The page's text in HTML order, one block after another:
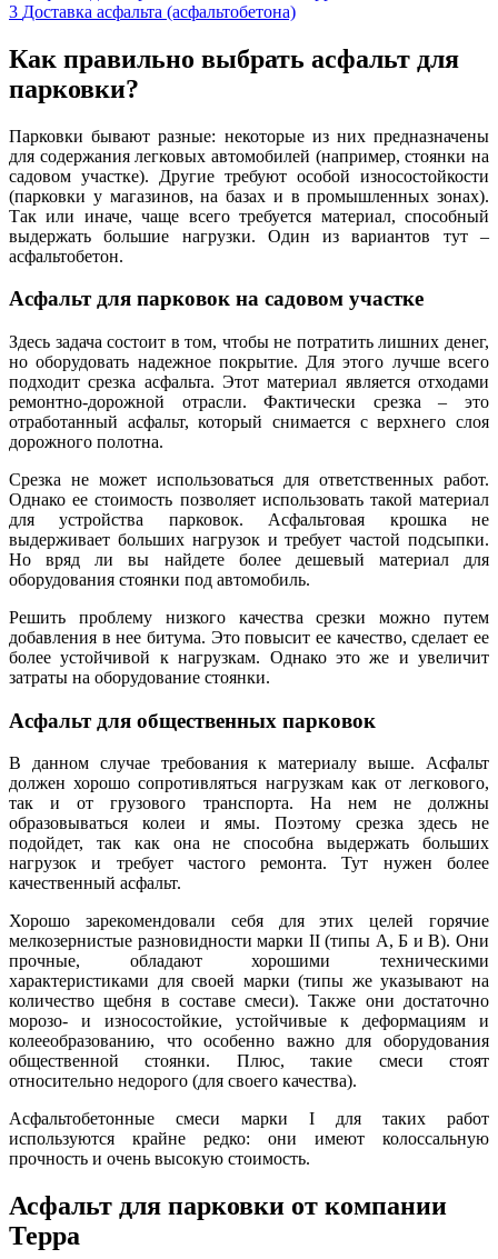
3 Доставка асфальта (асфальтобетона)
Как правильно выбрать асфальт для
парковки?
Парковки бывают разные: некоторые из них предназначены
для содержания легковых автомобилей (например, стоянки на
садовом участке). Другие требуют особой износостойкости
(парковки у магазинов, на базах и в промышленных зонах).
Так или иначе, чаще всего требуется материал, способный
выдержать большие нагрузки. Один из вариантов тут –
асфальтобетон.
Асфальт для парковок на садовом участке
Здесь задача состоит в том, чтобы не потратить лишних денег,
но оборудовать надежное покрытие. Для этого лучше всего
подходит срезка асфальта. Этот материал является отходами
ремонтно-дорожной отрасли. Фактически срезка – это
отработанный асфальт, который снимается с верхнего слоя
дорожного полотна.
Срезка не может использоваться для ответственных работ.
Однако ее стоимость позволяет использовать такой материал
для устройства парковок. Асфальтовая крошка не
выдерживает больших нагрузок и требует частой подсыпки.
Но вряд ли вы найдете более дешевый материал для
оборудования стоянки под автомобиль.
Решить проблему низкого качества срезки можно путем
добавления в нее битума. Это повысит ее качество, сделает ее
более устойчивой к нагрузкам. Однако это же и увеличит
затраты на оборудование стоянки.
Асфальт для общественных парковок
В данном случае требования к материалу выше. Асфальт
должен хорошо сопротивляться нагрузкам как от легкового,
так и от грузового транспорта. На нем не должны
образовываться колеи и ямы. Поэтому срезка здесь не
подойдет, так как она не способна выдержать больших
нагрузок и требует частого ремонта. Тут нужен более
качественный асфальт.
Хорошо зарекомендовали себя для этих целей горячие
мелкозернистые разновидности марки II (типы А, Б и В). Они
прочные, обладают хорошими техническими
характеристиками для своей марки (типы же указывают на
количество щебня в составе смеси). Также они достаточно
морозо- и износостойкие, устойчивые к деформациям и
колееобразованию, что особенно важно для оборудования
общественной стоянки. Плюс, такие смеси стоят
относительно недорого (для своего качества).
Асфальтобетонные смеси марки I для таких работ
используются крайне редко: они имеют колоссальную
прочность и очень высокую стоимость.
Асфальт для парковки от компании
Терра